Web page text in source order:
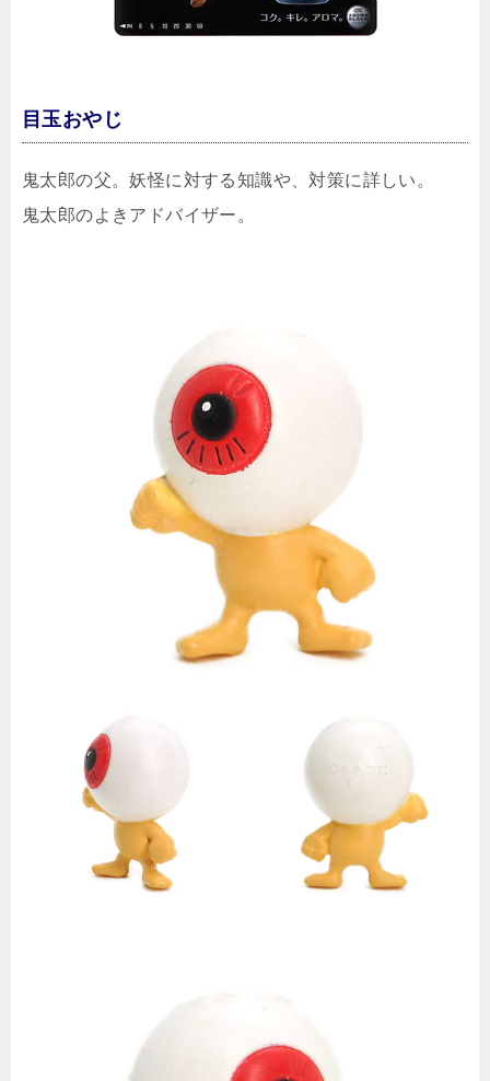
目玉おやじ
鬼太郎の父。妖怪に対する知識や、対策に詳しい。
鬼太郎のよきアドバイザー。